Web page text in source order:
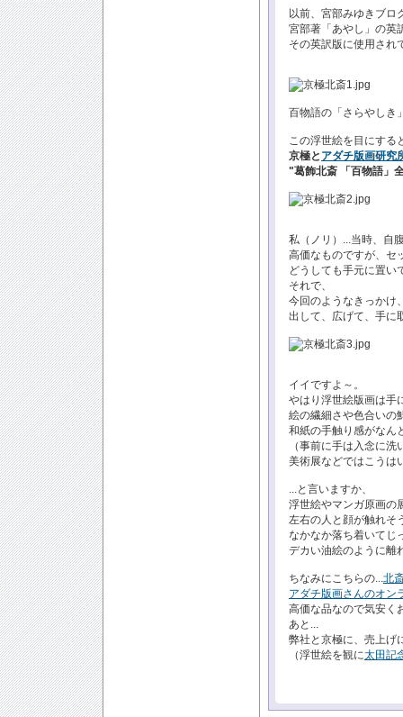
以前、宮部みゆきブロ
宮部著「あやし」の英
その英訳版に使用され
百物語の「さらやしき
この浮世絵を目にする
京極と アダチ版画研究
"葛飾北斎 「百物語」
私（ノリ）...当時、自
高価なものですが、セ
どうしても手元に置い
それで、
今回のようなきっかけ
出して、広げて、手に
イイですよ～。
やはり浮世絵版画は手
絵の繊細さや色合いの
和紙の手触り感がなん
（事前に手は入念に
美術展などではこうは
...と言いますか、
浮世絵やマンガ原画の
左右の人と顔が触れそ
なかなか落ち着いてじ
デカい油絵のように離
ちなみにこちらの...北
アダチ版画さんのオン
高価な品なので気安く
あと...
弊社と京極に、売上げ
（浮世絵を観に太田記